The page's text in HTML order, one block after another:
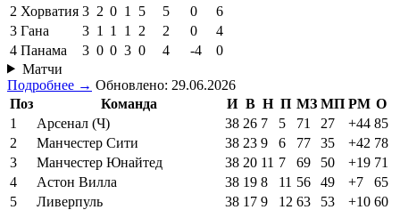
2 Хорватия 3 2 0 1 5 5 0
6
3 Гана 3 1 1 1 2 2 0
4
4 Панама 3 0 0 3 0 4 -4
0
Матчи
Подробнее → Обновлено: 29.06.2026
Поз
Команда И В Н П МЗ МП РМ О
1
Арсенал (Ч) 38 26 7 5 71 27 +44 85
2
Манчестер Сити 38 23 9 6 77 35 +42 78
3
Манчестер Юнайтед 38 20 11 7 69 50 +19 71
4
Астон Вилла 38 19 8 11 56 49 +7
65
5
Ливерпуль 38 17 9 12 63 53 +10 60